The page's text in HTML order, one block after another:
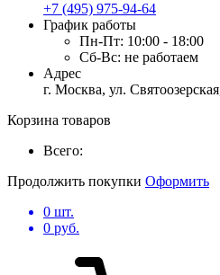
+7 (495) 975-94-64
График работы
Пн-Пт: 10:00 - 18:00
Сб-Вс: не работаем
Адрес
г. Москва, ул.
Корзина товаров
Всего:
Продолжить покупки Оформить
0 шт.
0 руб.